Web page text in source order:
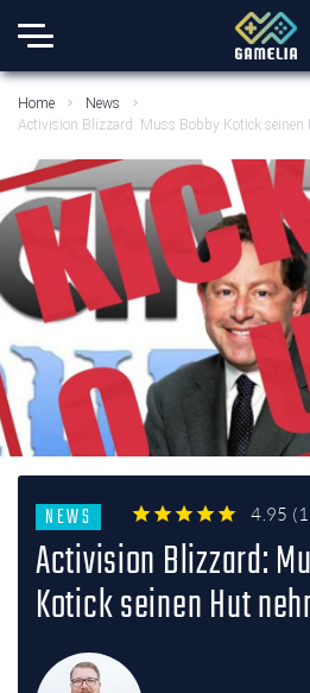
Home
News
Activision Blizzard: Muss Bobby Kotick seinen
NEWS 4.95 (
Activision Blizzard:
Kotick seinen Hut